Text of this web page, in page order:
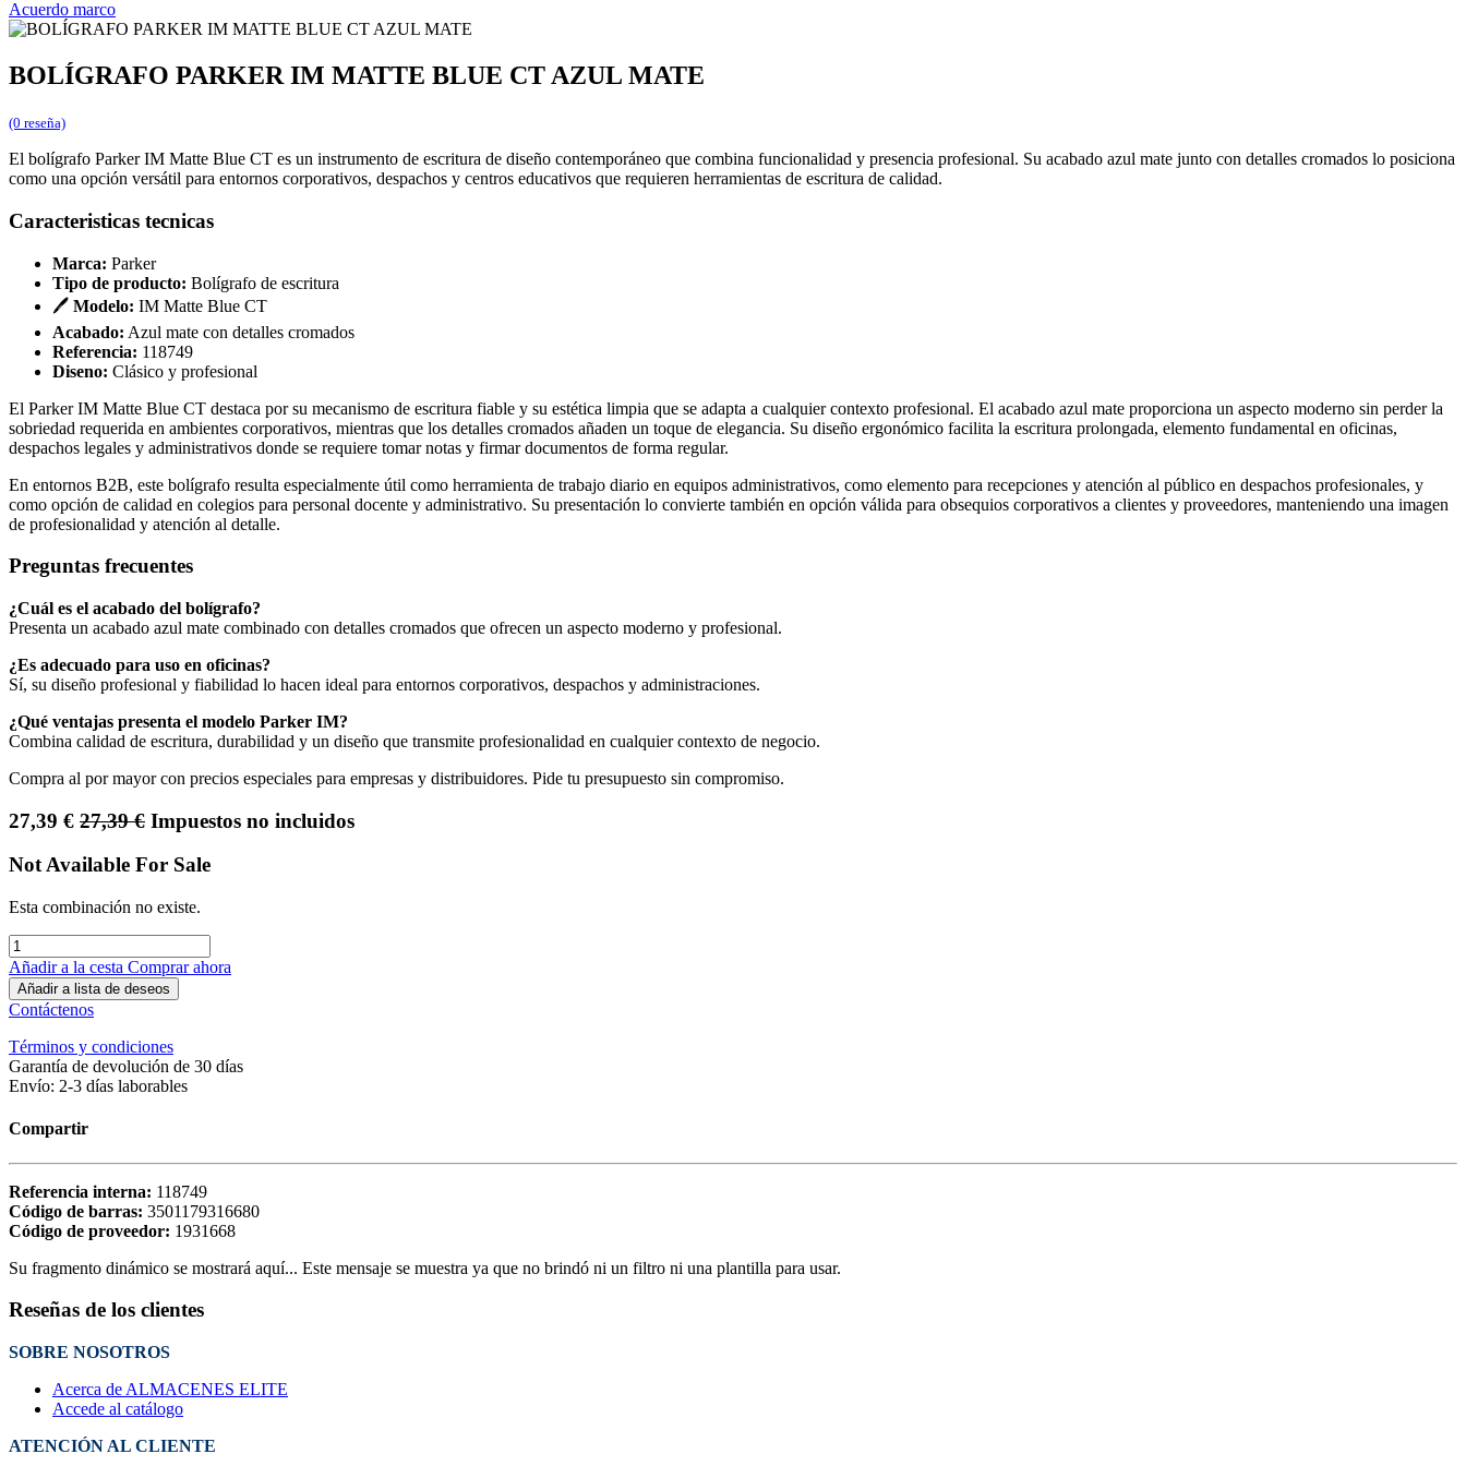
Acuerdo marco
BOLÍGRAFO PARKER IM MATTE BLUE CT AZUL MATE
(0 reseña)
El bolígrafo Parker IM Matte Blue CT es un instrumento de escritura de diseño contemporáneo que combina funcionalidad y presencia profesional. Su acabado azul mate junto con detalles cromados lo posiciona
como una opción versátil para entornos corporativos, despachos y centros educativos que requieren herramientas de escritura de calidad.
Caracteristicas tecnicas
Marca: Parker
Tipo de producto: Bolígrafo de escritura
🖊️ Modelo: IM Matte Blue CT
Acabado: Azul mate con detalles cromados
Referencia: 118749
Diseno: Clásico y profesional
El Parker IM Matte Blue CT destaca por su mecanismo de escritura fiable y su estética limpia que se adapta a cualquier contexto profesional. El acabado azul mate proporciona un aspecto moderno sin perder la
sobriedad requerida en ambientes corporativos, mientras que los detalles cromados añaden un toque de elegancia. Su diseño ergonómico facilita la escritura prolongada, elemento fundamental en oficinas,
despachos legales y administrativos donde se requiere tomar notas y firmar documentos de forma regular.
En entornos B2B, este bolígrafo resulta especialmente útil como herramienta de trabajo diario en equipos administrativos, como elemento para recepciones y atención al público en despachos profesionales, y
como opción de calidad en colegios para personal docente y administrativo. Su presentación lo convierte también en opción válida para obsequios corporativos a clientes y proveedores, manteniendo una imagen
de profesionalidad y atención al detalle.
Preguntas frecuentes
¿Cuál es el acabado del bolígrafo?
Presenta un acabado azul mate combinado con detalles cromados que ofrecen un aspecto moderno y profesional.
¿Es adecuado para uso en oficinas?
Sí, su diseño profesional y fiabilidad lo hacen ideal para entornos corporativos, despachos y administraciones.
¿Qué ventajas presenta el modelo Parker IM?
Combina calidad de escritura, durabilidad y un diseño que transmite profesionalidad en cualquier contexto de negocio.
Compra al por mayor con precios especiales para empresas y distribuidores. Pide tu presupuesto sin compromiso.
27,39 € 27,39€ Impuestos no incluidos
Not Available For Sale
Esta combinación no existe.
Añadir a la cesta Comprar ahora
Añadir a lista de deseos
Contáctenos
Términos y condiciones
Garantía de devolución de 30 días
Envío: 2-3 días laborables
Compartir
Referencia interna: 118749
Código de barras: 3501179316680
Código de proveedor: 1931668
Su fragmento dinámico se mostrará aquí... Este mensaje se muestra ya que no brindó ni un filtro ni una plantilla para usar.
Reseñas de los clientes
SOBRE NOSOTROS
Acerca de ALMACENES ELITE
Accede al catálogo
ATENCIÓN AL CLIENTE